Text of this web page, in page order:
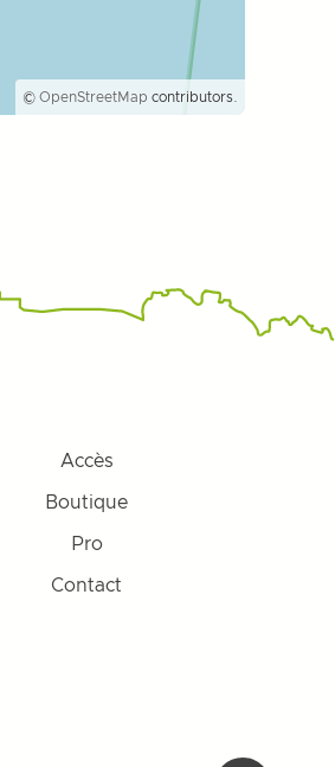
© OpenStreetMap contributors.
Accès
Boutique
Pro
Contact